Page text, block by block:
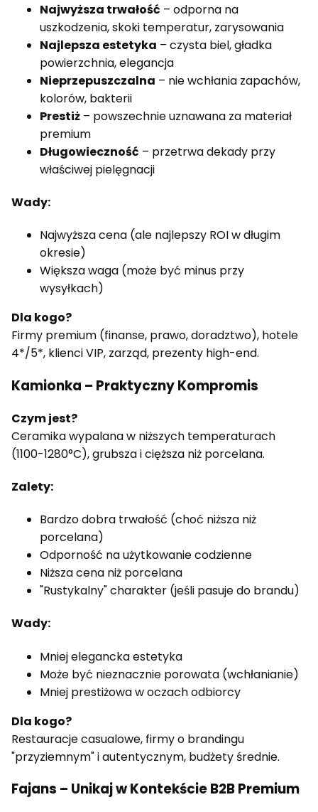
Najwyższa trwałość – odporna na
uszkodzenia, skoki temperatur, zarysowania
Najlepsza estetyka – czysta biel, gładka
powierzchnia, elegancja
Nieprzepuszczalna – nie wchłania zapachów,
kolorów, bakterii
Prestiż – powszechnie uznawana za materiał
premium
Długowieczność – przetrwa dekady przy
właściwej pielęgnacji
Wady:
Najwyższa cena (ale najlepszy ROI w długim
okresie)
Większa waga (może być minus przy
wysyłkach)
Dla kogo?
Firmy premium (finanse, prawo, doradztwo), hotele
4*/5*, klienci VIP, zarząd, prezenty high-end.
Kamionka – Praktyczny Kompromis
Czym jest?
Ceramika wypalana w niższych temperaturach
(1100-1280°C), grubsza i cięższa niż porcelana.
Zalety:
Bardzo dobra trwałość (choć niższa niż
porcelana)
Odporność na użytkowanie codzienne
Niższa cena niż porcelana
"Rustykalny" charakter (jeśli pasuje do brandu)
Wady:
Mniej elegancka estetyka
Może być nieznacznie porowata (wchłanianie)
Mniej prestiżowa w oczach odbiorcy
Dla kogo?
Restauracje casualowe, firmy o brandingu
"przyziemnym" i autentycznym, budżety średnie.
Fajans – Unikaj w Kontekście B2B Premium